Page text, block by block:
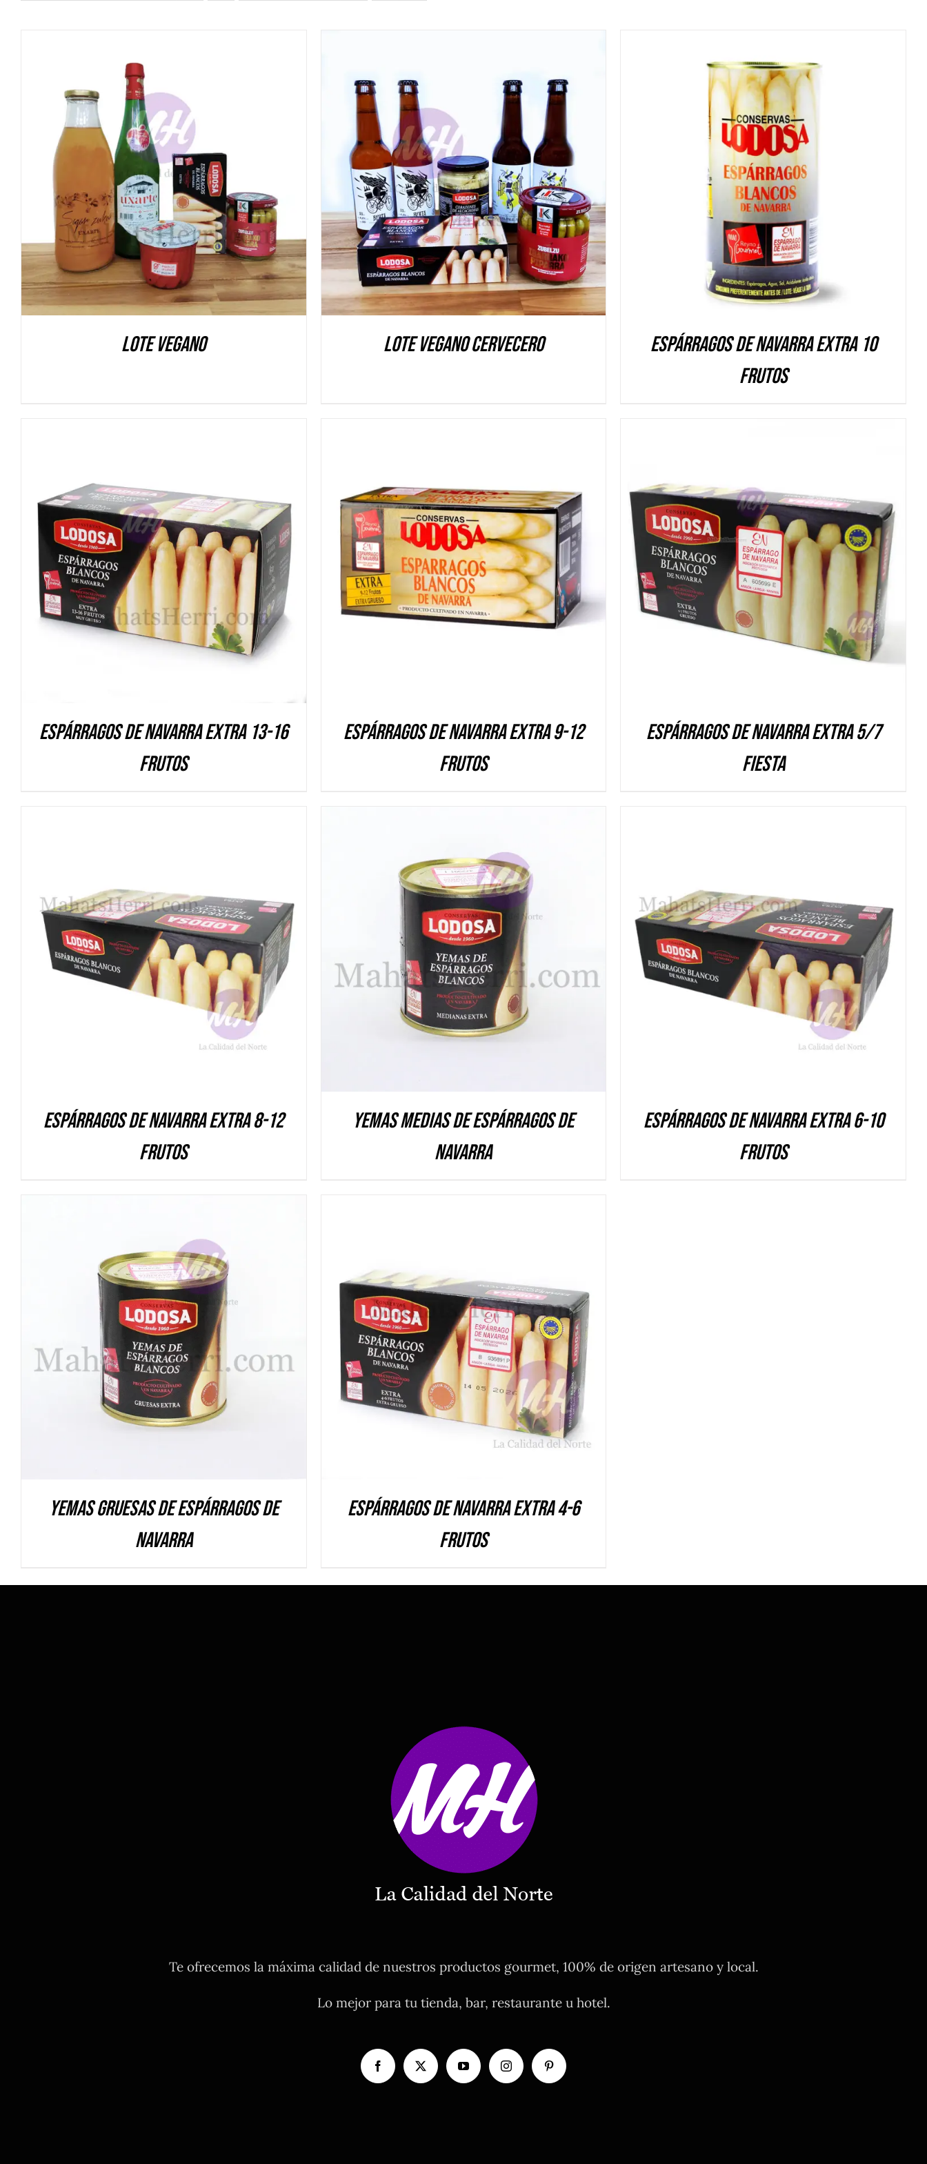
DETALLES
Lote Vegano
DETALLES
Lote Vegano Cervecero
DETALLES
Espárragos de Navarra Extra 10
frutos
DETALLES
Espárragos de Navarra Extra 13-16
frutos
DETALLES
Espárragos de Navarra Extra 9-12
frutos
DETALLES
Espárragos de Navarra Extra 5/7
FIESTA
DETALLES
Espárragos de Navarra Extra 8-12
frutos
DETALLES
Yemas medias de Espárragos de
Navarra
DETALLES
Espárragos de Navarra Extra 6-10
frutos
DETALLES
Yemas gruesas de Espárragos de
Navarra
DETALLES
Espárragos de Navarra Extra 4-6
frutos
Te ofrecemos la máxima calidad de nuestros productos gourmet, 100% de origen artesano y local.
Lo mejor para tu tienda, bar, restaurante u hotel.